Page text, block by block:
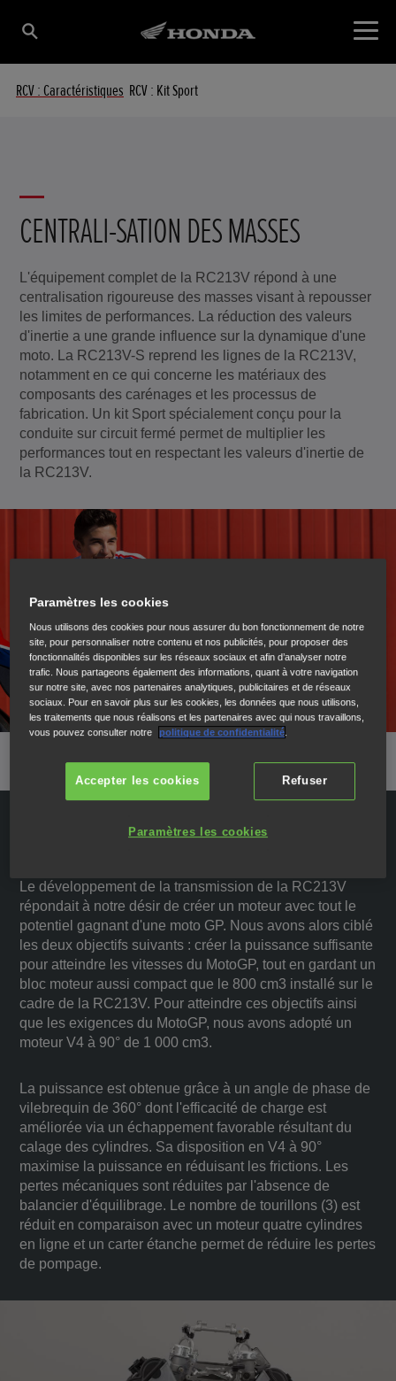
RCV : Caractéristiques RCV : Kit Sport
CENTRALI-SATION DES MASSES
L'équipement complet de la RC213V répond à une
centralisation rigoureuse des masses visant à repousser
les limites de performances. La réduction des valeurs
d'inertie a une grande influence sur la dynamique d'une
moto. La RC213V-S reprend les lignes de la RC213V,
notamment en ce qui concerne les matériaux des
composants des carénages et les processus de
fabrication. Un kit Sport spécialement conçu pour la
conduite sur circuit fermé permet de multiplier les
performances tout en respectant les valeurs d'inertie de
la RC213V.
Le développement de la transmission de la RC213V
répondait à notre désir de créer un moteur avec tout le
potentiel gagnant d'une moto GP. Nous avons alors ciblé
les deux objectifs suivants : créer la puissance suffisante
pour atteindre les vitesses du MotoGP, tout en gardant un
bloc moteur aussi compact que le 800 cm3 installé sur le
cadre de la RC213V. Pour atteindre ces objectifs ainsi
que les exigences du MotoGP, nous avons adopté un
moteur V4 à 90° de 1 000 cm3.
La puissance est obtenue grâce à un angle de phase de
vilebrequin de 360° dont l'efficacité de charge est
améliorée via un échappement favorable résultant du
calage des cylindres. Sa disposition en V4 à 90°
maximise la puissance en réduisant les frictions. Les
pertes mécaniques sont réduites par l'absence de
balancier d'équilibrage. Le nombre de tourillons (3) est
réduit en comparaison avec un moteur quatre cylindres
en ligne et un carter étanche permet de réduire les pertes
de pompage.
Paramètres les cookies
Nous utilisons des cookies pour nous assurer du bon fonctionnement de notre
site, pour personnaliser notre contenu et nos publicités, pour proposer des
fonctionnalités disponibles sur les réseaux sociaux et afin d’analyser notre
trafic. Nous partageons également des informations, quant à votre navigation
sur notre site, avec nos partenaires analytiques, publicitaires et de réseaux
sociaux. Pour en savoir plus sur les cookies, les données que nous utilisons,
les traitements que nous réalisons et les partenaires avec qui nous travaillons,
vous pouvez consulter notre
politique de confidentialité
Refuser
Accepter les cookies
Paramètres les cookies